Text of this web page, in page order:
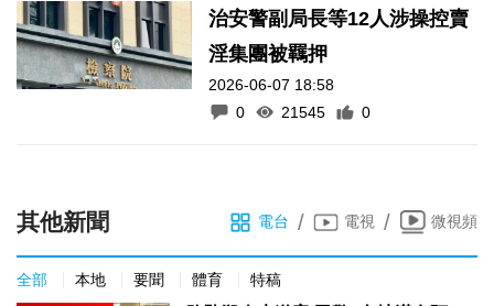
治安警副局長等12人涉操控賣
淫集團被羈押
2026-06-07 18:58
0
21545 0
其他新聞 電台 / 電視 / 微視頻
全部 本地 要聞 體育 特稿